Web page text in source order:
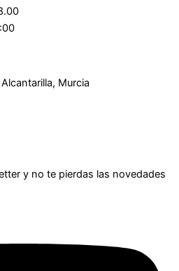
Murcia
y no te pierdas las novedades